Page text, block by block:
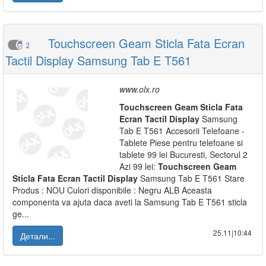
2
Touchscreen Geam Sticla Fata Ecran
Tactil Display Samsung Tab E T561
www.olx.ro
Touchscreen Geam Sticla Fata
Ecran Tactil Display Samsung
Tab E T561 Accesorii Telefoane -
Tablete Piese pentru telefoane si
tablete 99 lei Bucuresti, Sectorul 2
Azi 99 lei: Touchscreen Geam
Sticla Fata Ecran Tactil Display Samsung Tab E T561 Stare
Produs : NOU Culori disponibile : Negru ALB Aceasta
componenta va ajuta daca aveti la Samsung Tab E T561 sticla
ge...
Детали...
25.11|10:44